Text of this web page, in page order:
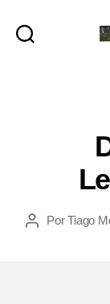
AutorPorTiago